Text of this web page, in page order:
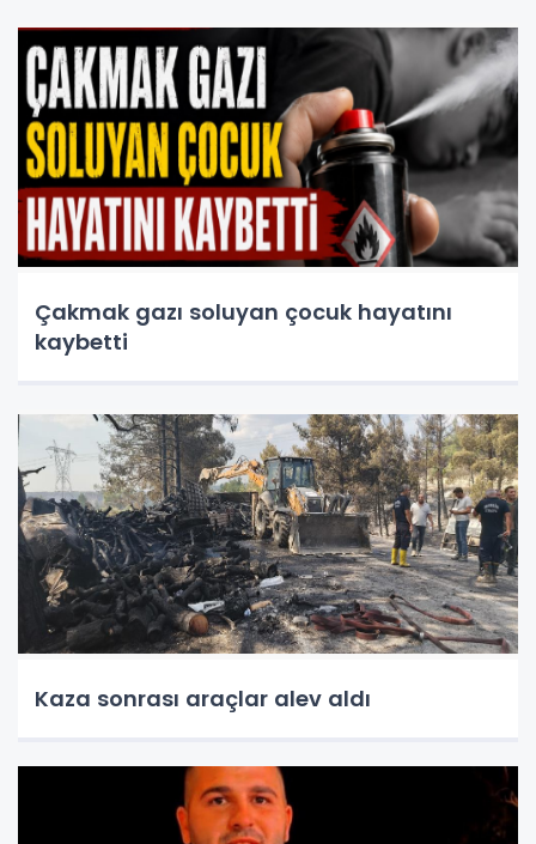
Çakmak gazı soluyan çocuk hayatını
kaybetti
Kaza sonrası araçlar alev aldı